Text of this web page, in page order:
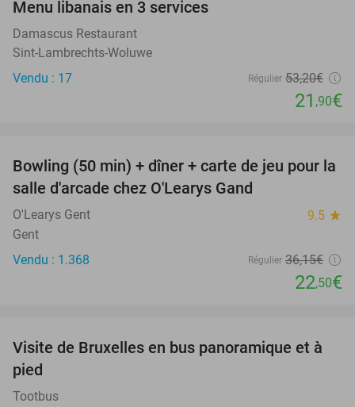
Menu libanais en 3 services
Damascus Restaurant
Sint-Lambrechts-Woluwe
Vendu : 17
Régulier 53,20€
21 ,90€
38%
Bowling (50 min) + dîner + carte de jeu pour la
salle d'arcade chez O'Learys Gand
O'Learys Gent 9.5 star
Gent
Vendu : 1.368
Régulier 36,15€
22,50€
33%
Visite de Bruxelles en bus panoramique et à
pied
Tootbus